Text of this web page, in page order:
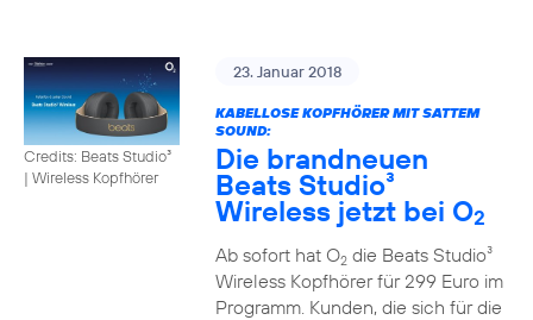
Credits: Beats Studio³
| Wireless Kopfhörer
23. Januar 2018
KABELLOSE KOPFHÖRER MIT SATTEM
SOUND:
Die brandneuen
Beats Studio³
Wireless jetzt bei O2
Ab sofort hat O2die Beats Studio³
Wireless Kopfhörer für 299 Euro im
Programm. Kunden, die sich für die